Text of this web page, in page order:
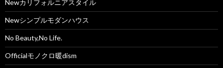
Newカリフォルニアスタイル
Newシンプルモダンハウス
No Beauty,No Life.
Officialモノクロ暖dism